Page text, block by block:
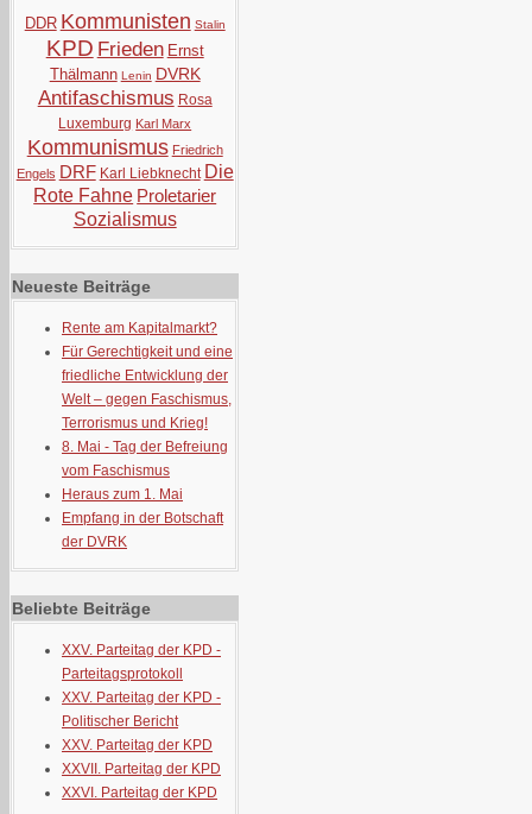
DDR Kommunisten Stalin
KPD Frieden Ernst
Thälmann Lenin DVRK
Antifaschismus Rosa
Luxemburg Karl Marx
Kommunismus Friedrich
Engels DRF Karl Liebknecht Die
Rote Fahne Proletarier
Sozialismus
Neueste Beiträge
Rente am Kapitalmarkt?
Für Gerechtigkeit und eine
friedliche Entwicklung der
Welt – gegen Faschismus,
Terrorismus und Krieg!
8. Mai - Tag der Befreiung
vom Faschismus
Heraus zum 1. Mai
Empfang in der Botschaft
der DVRK
Beliebte Beiträge
XXV. Parteitag der KPD -
Parteitagsprotokoll
XXV. Parteitag der KPD -
Politischer Bericht
XXV. Parteitag der KPD
XXVII. Parteitag der KPD
XXVI. Parteitag der KPD